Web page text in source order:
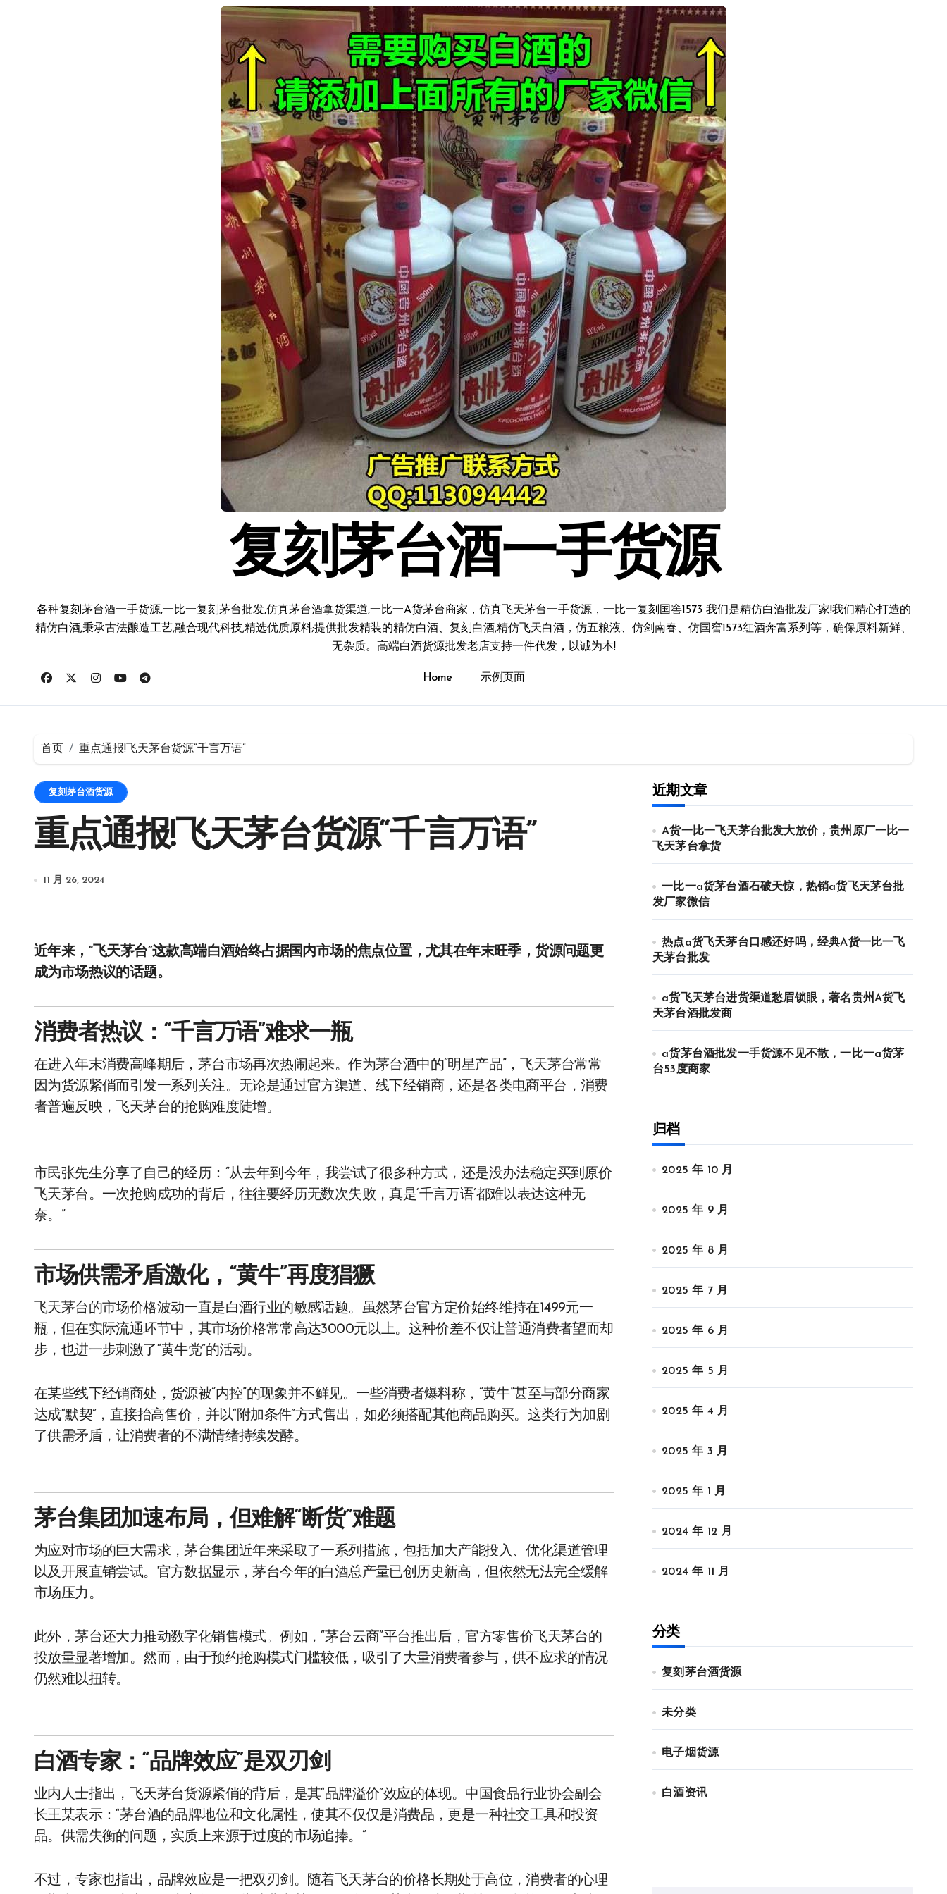
复刻茅台酒一手货源
各种复刻茅台酒一手货源,一比一复刻茅台批发,仿真茅台酒拿货渠道,一比一A货茅台商家，仿真飞天茅台一手货源，一比一复刻国窖1573 我们是精仿白酒批发厂家!我们精心打造的
精仿白酒,秉承古法酿造工艺,融合现代科技,精选优质原料;提供批发精装的精仿白酒、复刻白酒,精仿飞天白酒，仿五粮液、仿剑南春、仿国窖1573红酒奔富系列等，确保原料新鲜、
无杂质。高端白酒货源批发老店支持一件代发，以诚为本!
Home 示例页面
首页 重点通报!飞天茅台货源“千言万语”
复刻茅台酒货源
重点通报!飞天茅台货源“千言万语”
11 月 26, 2024
近年来，“飞天茅台”这款高端白酒始终占据国内市场的焦点位置，尤其在年末旺季，货源问题更
成为市场热议的话题。
消费者热议：“千言万语”难求一瓶
在进入年末消费高峰期后，茅台市场再次热闹起来。作为茅台酒中的“明星产品”，飞天茅台常常
因为货源紧俏而引发一系列关注。无论是通过官方渠道、线下经销商，还是各类电商平台，消费
者普遍反映，飞天茅台的抢购难度陡增。
市民张先生分享了自己的经历：“从去年到今年，我尝试了很多种方式，还是没办法稳定买到原价
飞天茅台。一次抢购成功的背后，往往要经历无数次失败，真是‘千言万语’都难以表达这种无
奈。”
市场供需矛盾激化，“黄牛”再度猖獗
飞天茅台的市场价格波动一直是白酒行业的敏感话题。虽然茅台官方定价始终维持在1499元一
瓶，但在实际流通环节中，其市场价格常常高达3000元以上。这种价差不仅让普通消费者望而却
步，也进一步刺激了“黄牛党”的活动。
在某些线下经销商处，货源被“内控”的现象并不鲜见。一些消费者爆料称，“黄牛”甚至与部分商家
达成“默契”，直接抬高售价，并以“附加条件”方式售出，如必须搭配其他商品购买。这类行为加剧
了供需矛盾，让消费者的不满情绪持续发酵。
茅台集团加速布局，但难解“断货”难题
为应对市场的巨大需求，茅台集团近年来采取了一系列措施，包括加大产能投入、优化渠道管理
以及开展直销尝试。官方数据显示，茅台今年的白酒总产量已创历史新高，但依然无法完全缓解
市场压力。
此外，茅台还大力推动数字化销售模式。例如，“茅台云商”平台推出后，官方零售价飞天茅台的
投放量显著增加。然而，由于预约抢购模式门槛较低，吸引了大量消费者参与，供不应求的情况
仍然难以扭转。
白酒专家：“品牌效应”是双刃剑
业内人士指出，飞天茅台货源紧俏的背后，是其“品牌溢价”效应的体现。中国食品行业协会副会
长王某表示：“茅台酒的品牌地位和文化属性，使其不仅仅是消费品，更是一种社交工具和投资
品。供需失衡的问题，实质上来源于过度的市场追捧。”
不过，专家也指出，品牌效应是一把双刃剑。随着飞天茅台的价格长期处于高位，消费者的心理
近期文章
A货一比一飞天茅台批发大放价，贵州原厂一比一
飞天茅台拿货
一比一a货茅台酒石破天惊，热销a货飞天茅台批
发厂家微信
热点a货飞天茅台口感还好吗，经典A货一比一飞
天茅台批发
a货飞天茅台进货渠道愁眉锁眼，著名贵州A货飞
天茅台酒批发商
a货茅台酒批发一手货源不见不散，一比一a货茅
台53度商家
归档
2025 年 10 月
2025 年 9 月
2025 年 8 月
2025 年 7 月
2025 年 6 月
2025 年 5 月
2025 年 4 月
2025 年 3 月
2025 年 1 月
2024 年 12 月
2024 年 11 月
分类
复刻茅台酒货源
未分类
电子烟货源
白酒资讯